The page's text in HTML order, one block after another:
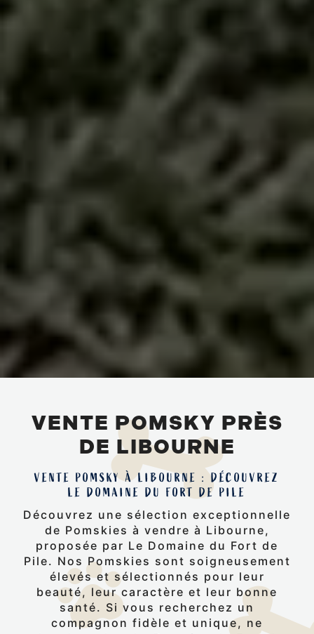
VENTE POMSKY PRÈS
DE LIBOURNE
VENTE POMSKY À LIBOURNE : DÉCOUVREZ
LE DOMAINE DU FORT DE PILE
Découvrez une sélection exceptionnelle
de Pomskies à vendre à Libourne,
proposée par Le Domaine du Fort de
Pile. Nos Pomskies sont soigneusement
élevés et sélectionnés pour leur
beauté, leur caractère et leur bonne
santé. Si vous recherchez un
compagnon fidèle et unique, ne